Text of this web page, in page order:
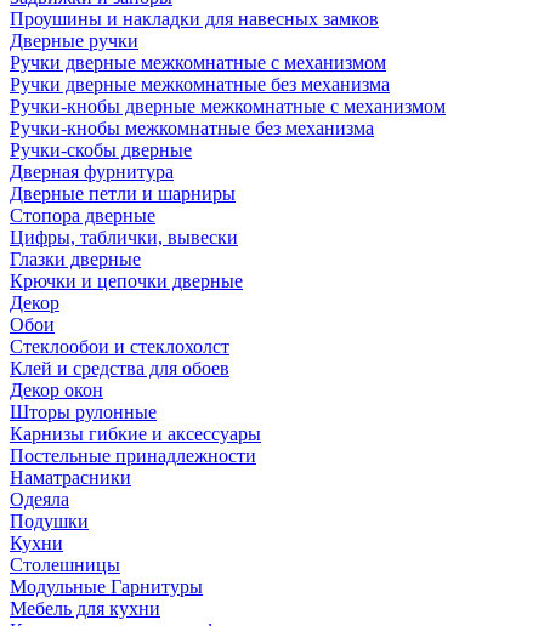
Проушины и накладки для навесных замков
Дверные ручки
Ручки дверные межкомнатные с механизмом
Ручки дверные межкомнатные без механизма
Ручки-кнобы дверные межкомнатные с механизмом
Ручки-кнобы межкомнатные без механизма
Ручки-скобы дверные
Дверная фурнитура
Дверные петли и шарниры
Стопора дверные
Цифры, таблички, вывески
Глазки дверные
Крючки и цепочки дверные
Декор
Обои
Стеклообои и стеклохолст
Клей и средства для обоев
Декор окон
Шторы рулонные
Карнизы гибкие и аксессуары
Постельные принадлежности
Наматрасники
Одеяла
Подушки
Кухни
Столешницы
Модульные Гарнитуры
Мебель для кухни